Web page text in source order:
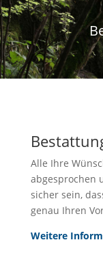
Alle Ihre
abgesprochen
sicher sein,
genau Ihren
Weitere